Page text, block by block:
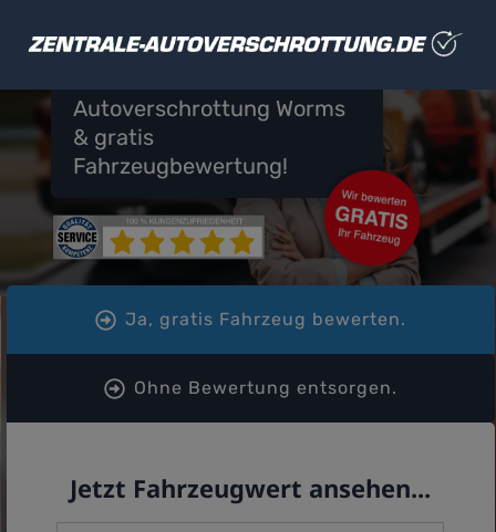
Autoverschrottung Worms
& gratis
Fahrzeugbewertung!
Ja, gratis Fahrzeug bewerten.
Ohne Bewertung entsorgen.
Jetzt Fahrzeugwert ansehen...